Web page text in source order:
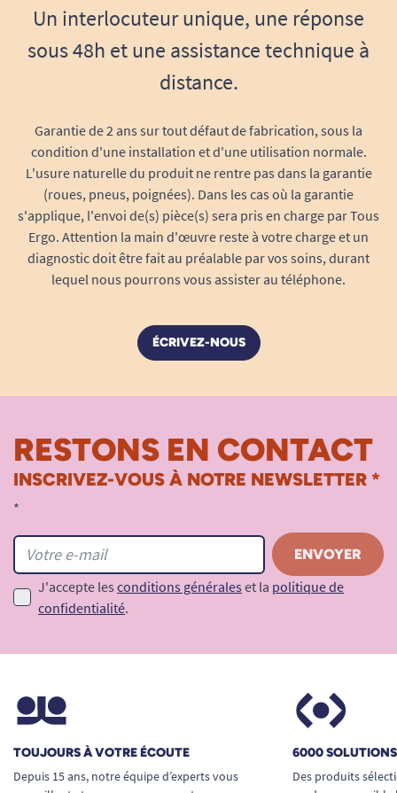
Un interlocuteur unique, une réponse
sous 48h et une assistance technique à
distance.
Garantie de 2 ans sur tout défaut de fabrication, sous la
condition d'une installation et d'une utilisation normale.
L'usure naturelle du produit ne rentre pas dans la garantie
(roues, pneus, poignées). Dans les cas où la garantie
s'applique, l'envoi de(s) pièce(s) sera pris en charge par Tous
Ergo. Attention la main d'œuvre reste à votre charge et un
diagnostic doit être fait au préalable par vos soins, durant
lequel nous pourrons vous assister au téléphone.
ÉCRIVEZ-NOUS
RESTONS EN CONTACT
INSCRIVEZ-VOUS À NOTRE NEWSLETTER *
*
J'accepte les conditions générales et la politique de
confidentialité.
TOUJOURS À VOTRE ÉCOUTE
Depuis 15 ans, notre équipe d’experts vous
6000
Des produits